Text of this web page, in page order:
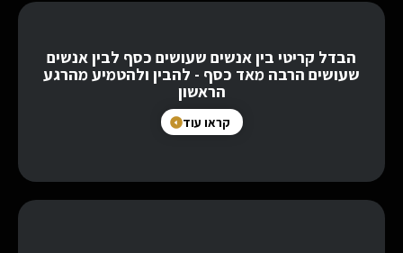
הבדל קריטי בין אנשים שעושים כסף לבין אנשים
שעושים הרבה מאד כסף - להבין ולהטמיע מהרגע
הראשון
קראו עוד